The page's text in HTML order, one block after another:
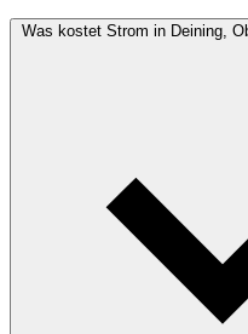
Was kostet Strom in Deining,